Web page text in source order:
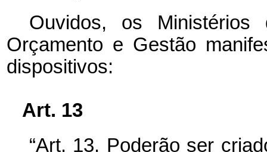
Ouvidos, os
Orçamento e Gestão
dispositivos:
Art. 13
“Art. 13. Poderão ser